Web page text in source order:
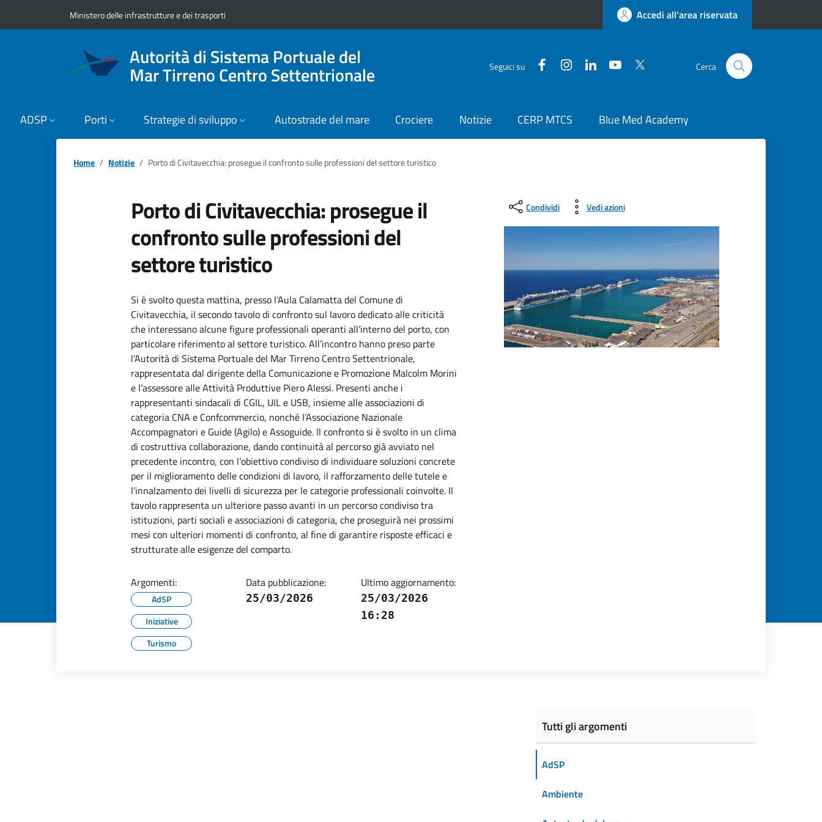
Ministero delle infrastrutture e dei trasporti Accedi all'area riservata
Autorità di Sistema Portuale del
Mar Tirreno Centro Settentrionale Seguici su FacebookInstagramLinkedInYouTube Cerca
ADSP Porti Strategie di sviluppo Autostrade del mare Crociere Notizie CERP MTCS Blue Med Academy
Home Notizie Porto di Civitavecchia: prosegue il confronto sulle professioni del settore turistico
Porto di Civitavecchia: prosegue il
confronto sulle professioni del
settore turistico
Si è svolto questa mattina, presso l’Aula Calamatta del Comune di
Civitavecchia, il secondo tavolo di confronto sul lavoro dedicato alle criticità
che interessano alcune figure professionali operanti all’interno del porto, con
particolare riferimento al settore turistico. All’incontro hanno preso parte
l’Autorità di Sistema Portuale del Mar Tirreno Centro Settentrionale,
rappresentata dal dirigente della Comunicazione e Promozione Malcolm Morini
e l’assessore alle Attività Produttive Piero Alessi. Presenti anche i
rappresentanti sindacali di CGIL, UIL e USB, insieme alle associazioni di
categoria CNA e Confcommercio, nonché l’Associazione Nazionale
Accompagnatori e Guide (Agilo) e Assoguide. Il confronto si è svolto in un clima
di costruttiva collaborazione, dando continuità al percorso già avviato nel
precedente incontro, con l’obiettivo condiviso di individuare soluzioni concrete
per il miglioramento delle condizioni di lavoro, il rafforzamento delle tutele e
l’innalzamento dei livelli di sicurezza per le categorie professionali coinvolte. Il
tavolo rappresenta un ulteriore passo avanti in un percorso condiviso tra
istituzioni, parti sociali e associazioni di categoria, che proseguirà nei prossimi
mesi con ulteriori momenti di confronto, al fine di garantire risposte efficaci e
strutturate alle esigenze del comparto.
Argomenti:
AdSP
Iniziative
Turismo
Data pubblicazione:
25/03/2026
Ultimo aggiornamento:
25/03/2026
16:28
Condividi Vedi azioni
Tutti gli argomenti
AdSP
Ambiente